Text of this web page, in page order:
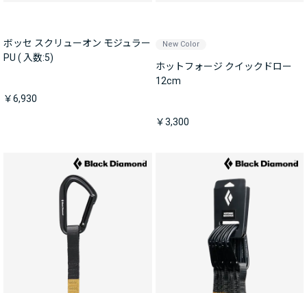
ボッセ スクリューオン モジュラー
PU ( 入数:5)
￥6,930
New Color
ホットフォージ クイックドロー
12cm
￥3,300